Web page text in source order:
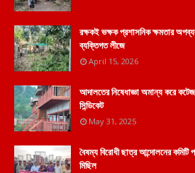
রক্ষকই ভক্ষক প্রশাসনিক ক্ষমতার
ব্যক্তিগত লীজে
April 15, 2026
আদালতের নিষেধাজ্ঞা অমান্য করে
সিন্ডিকেট
May 31, 2025
বৈষম্য বিরোধী ছাত্র আন্দোলনের কমিটি
মিছিল